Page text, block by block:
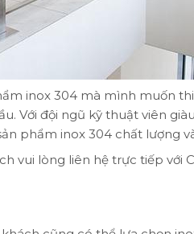
inox 304 mà mình muốn
Với đội ngũ kỹ thuật viên
phẩm inox 304 chất lượng
vui lòng liên hệ trực tiếp với